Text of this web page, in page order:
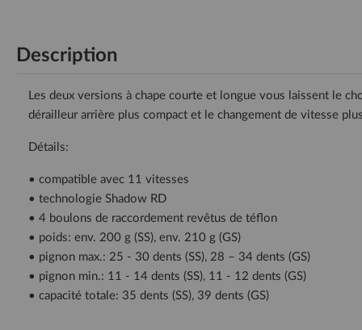
Description
Les deux versions à chape courte et longue vous laissent le
dérailleur arrière plus compact et le changement de vitesse
Détails:
• compatible avec 11 vitesses
• technologie Shadow RD
• 4 boulons de raccordement revêtus de téflon
• poids: env. 200 g (SS), env. 210 g (GS)
• pignon max.: 25 - 30 dents (SS), 28 – 34 dents (GS)
• pignon min.: 11 - 14 dents (SS), 11 - 12 dents (GS)
• capacité totale: 35 dents (SS), 39 dents (GS)